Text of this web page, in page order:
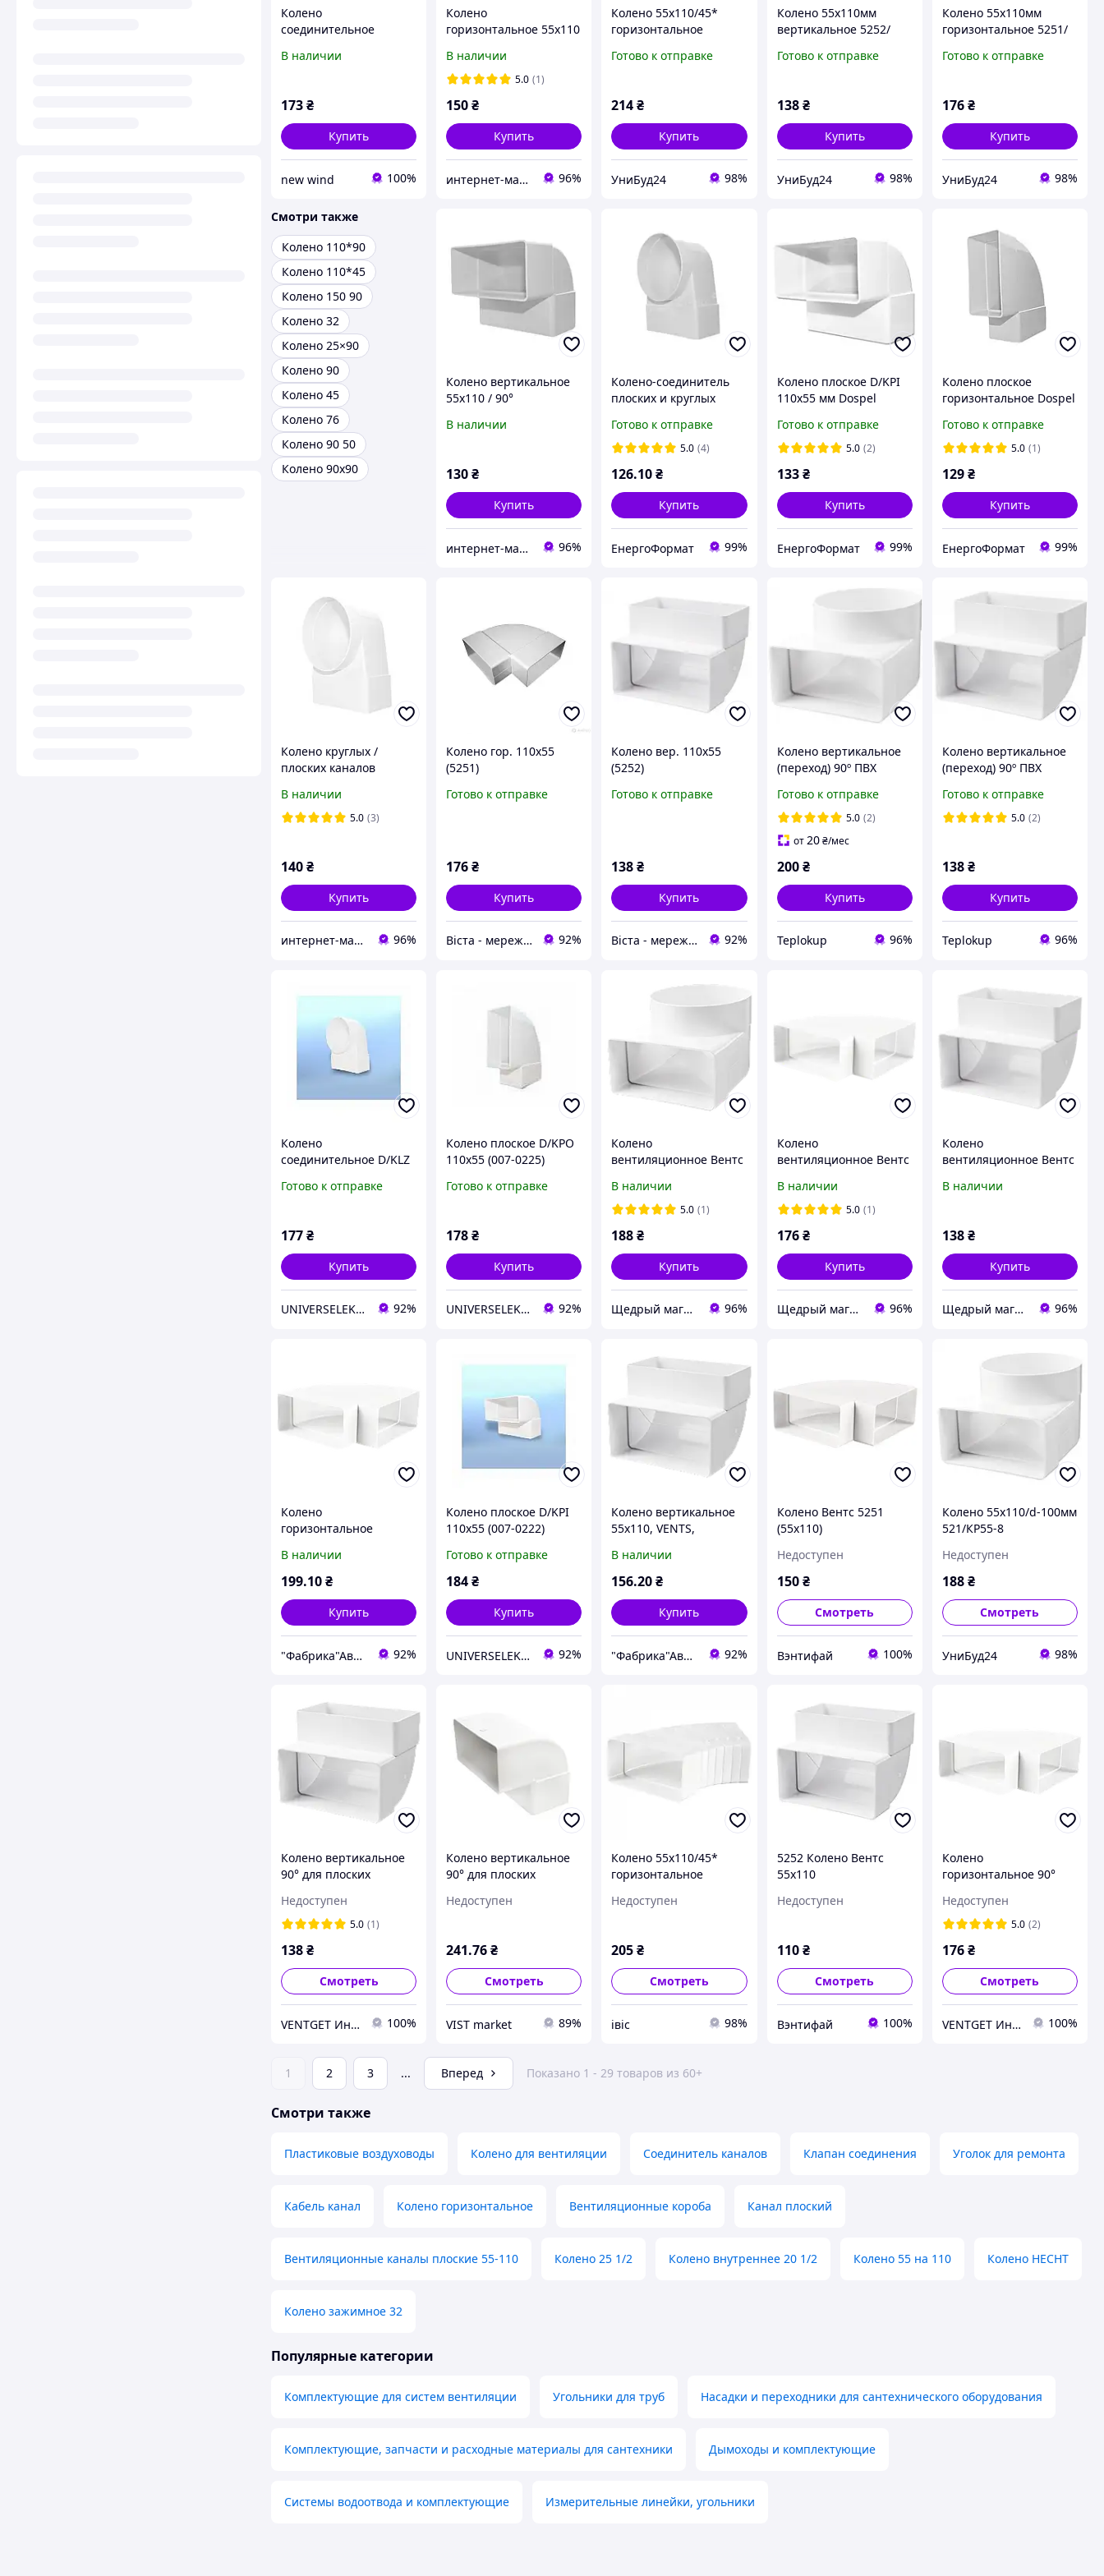
Колено
соединительное
мм и диаметром 100
В наличии
173₴
Купить
new wind 100%
Колено
горизонтальное 55х110
В наличии
5.0 (1)
150₴
Купить
интернет-магазин "Электроника и Кухонная техника" 96%
Колено 55х110/45*
горизонтальное
52510/KP55-UNI
Готово к отправке
214₴
Купить
УниБуд24 98%
Колено 55х110мм
вертикальное 5252/
Готово к отправке
138 ₴
Купить
УниБуд24 98%
Колено 55х110мм
горизонтальное 5251/
Готово к отправке
176₴
Купить
УниБуд24 98%
Смотри также
Колено 110*90
Колено 110*45
Колено 150 90
Колено 32
Колено 25×90
Колено 90
Колено 45
Колено 76
Колено 90 50
Колено 90х90
Колено вертикальное
55х110 / 90°
В наличии
130₴
Купить
интернет-магазин "Электроника и Кухонная техника" 96%
Колено-соединитель
плоских и круглых
110х55 мм Dospel
Готово к отправке
5.0 (4)
126.10₴
Купить
ЕнергоФормат 99%
Колено плоское D/KPI
110х55 мм Dospel
Готово к отправке
5.0 (2)
133 ₴
Купить
ЕнергоФормат 99%
Колено плоское
горизонтальное Dospel
Готово к отправке
5.0 (1)
129₴
Купить
ЕнергоФормат 99%
Колено круглых /
плоских каналов
В наличии
5.0 (3)
140₴
Купить
интернет-магазин "Электроника и Кухонная техника" 96%
Колено гор. 110х55
(5251)
Готово к отправке
176₴
Купить
Віста - мережа будівельно-господарчих маркетів 92%
Колено вер. 110х55
(5252)
Готово к отправке
138₴
Купить
Віста - мережа будівельно-господарчих маркетів 92%
Колено вертикальное
(переход) 90º ПВХ
Готово к отправке
5.0 (2)
от 20 ₴/мес
200 ₴
Купить
Teplokup 96%
Колено вертикальное
(переход) 90º ПВХ
Готово к отправке
5.0 (2)
138₴
Купить
Teplokup 96%
Колено
соединительное D/KLZ
Готово к отправке
177₴
Купить
UNIVERSELEKTRO 92%
Колено плоское D/KPO
110х55 (007-0225)
Готово к отправке
178₴
Купить
UNIVERSELEKTRO 92%
Колено
вентиляционное Вентс
В наличии
5.0 (1)
188₴
Купить
Щедрый магазин вентиляции "MyVent” ;) 96%
Колено
вентиляционное Вентс
В наличии
5.0 (1)
176 ₴
Купить
Щедрый магазин вентиляции "MyVent” ;) 96%
Колено
вентиляционное Вентс
В наличии
138₴
Купить
Щедрый магазин вентиляции "MyVent” ;) 96%
Колено
горизонтальное
Арт.53448
В наличии
199.10₴
Купить
"Фабрика"Аврора" 92%
Колено плоское D/KPI
110х55 (007-0222)
Готово к отправке
184₴
Купить
UNIVERSELEKTRO 92%
Колено вертикальное
55х110, VENTS,
В наличии
156.20₴
Купить
"Фабрика"Аврора" 92%
Колено Вентс 5251
(55х110)
Недоступен
150 ₴
Смотреть
Вэнтифай 100%
Колено 55х110/d-100мм
521/КР55-8
Недоступен
188₴
Смотреть
УниБуд24 98%
Колено вертикальное
90° для плоских
204х60мм
Недоступен
5.0 (1)
138₴
Смотреть
VENTGET Интернет-магазин 100%
Колено вертикальное
90° для плоских
Недоступен
241.76₴
Смотреть
VIST market 89%
Колено 55х110/45*
горизонтальное
52510/KP55-UNI
Недоступен
205₴
Смотреть
івіс 98%
5252 Колено Вентс
55х110
Недоступен
110 ₴
Смотреть
Вэнтифай 100%
Колено
горизонтальное 90°
110х55мм 204х60мм
Недоступен
5.0 (2)
176₴
Смотреть
VENTGET Интернет-магазин 100%
1 2 3 ... Вперед Показано 1 - 29 товаров из 60+
Смотри также
Пластиковые воздуховоды Колено для вентиляции Соединитель каналов Клапан соединения Уголок для ремонта
Кабель канал Колено горизонтальное Вентиляционные короба Канал плоский
Вентиляционные каналы плоские 55-110 Колено 25 1/2 Колено внутреннее 20 1/2 Колено 55 на 110 Колено HECHT
Колено зажимное 32
Популярные категории
Комплектующие для систем вентиляции Угольники для труб Насадки и переходники для сантехнического оборудования
Комплектующие, запчасти и расходные материалы для сантехники Дымоходы и комплектующие
Системы водоотвода и комплектующие Измерительные линейки, угольники